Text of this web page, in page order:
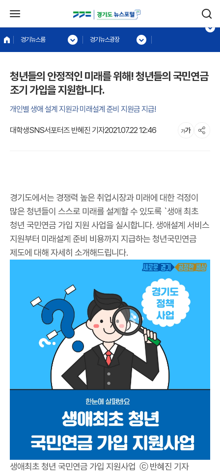
경기뉴스룸 경기뉴스광장
청년들의 안정적인 미래를 위해! 청년들의 국민연금
조기 가입을 지원합니다.
개인별 생애 설계 지원과 미래설계 준비 지원금 지급!
대학생SNS서포터즈 반혜진 기자2021.07.22 12:46
경기도에서는 경쟁력 높은 취업시장과 미래에 대한 걱정이
많은 청년들이 스스로 미래를 설계할 수 있도록 `생애 최초
청년 국민연금 가입 지원 사업을 실시합니다. 생애설계 서비스
지원부터 미래설계 준비 비용까지 지급하는 청년국민연금
제도에 대해 자세히 소개해드립니다.
생애최초 청년 국민연금 가입 지원사업 ⓒ 반혜진 기자